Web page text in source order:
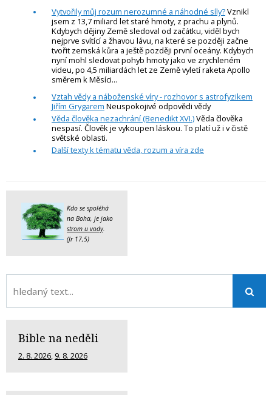
Vytvořily můj rozum nerozumné a náhodné síly?Vznikl
jsem z 13,7 miliard let staré hmoty, z prachu a plynů.
Kdybych dějiny Země sledoval od začátku, viděl bych
nejprve svítící a žhavou lávu, na které se později začne
tvořit zemská kůra a ještě později první oceány. Kdybych
nyní mohl sledovat pohyb hmoty jako ve zrychleném
videu, po 4,5 miliardách let ze Země vyletí raketa Apollo
směrem k Měsíci...
Vztah vědy a náboženské víry - rozhovor s astrofyzikem
Jiřím Grygarem Neuspokojivé odpovědi vědy
Věda člověka nezachrání (Benedikt XVI.)Věda člověka
nespasí. Člověk je vykoupen láskou. To platí už i v čistě
světské oblasti.
Další texty k tématu věda, rozum a víra zde
Kdo se spoléhá
na Boha, je jako
strom u vody.
(Jr 17,5)
Bible na neděli
2. 8. 2026, 9. 8. 2026